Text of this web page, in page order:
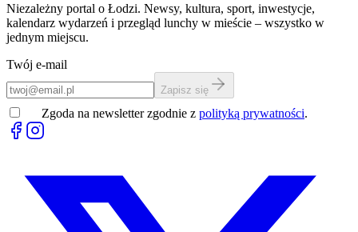
Niezależny portal o Łodzi. Newsy, kultura, sport, inwestycje,
kalendarz wydarzeń i przegląd lunchy w mieście – wszystko w
jednym miejscu.
Twój e-mail
Zapisz się
Zgoda na newsletter zgodnie z polityką prywatności.